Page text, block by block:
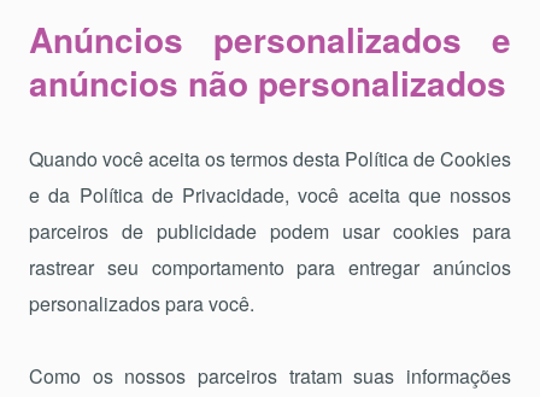
Anúncios personalizados e
anúncios não personalizados
Quando você aceita os termos desta Política de Cookies
e da Política de Privacidade, você aceita que nossos
parceiros de publicidade podem usar cookies para
rastrear seu comportamento para entregar anúncios
personalizados para você.
Como os nossos parceiros tratam suas informações